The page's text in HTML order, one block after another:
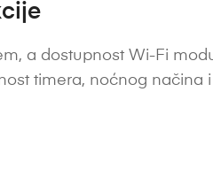
a dostupnost Wi-Fi
timera, noćnog načina